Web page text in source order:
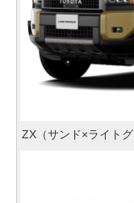
ZX（サンド×ライト